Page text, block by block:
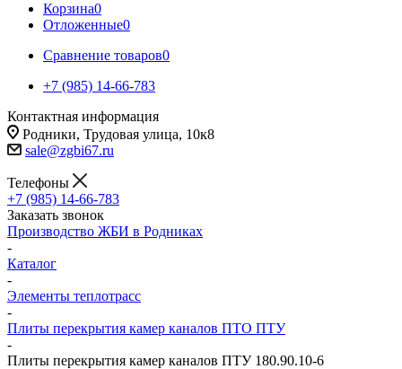
Корзина0
Отложенные0
Сравнение товаров0
+7 (985) 14-66-783
Контактная информация
Родники, Трудовая улица, 10к8
sale@zgbi67.ru
Телефоны
+7 (985) 14-66-783
Заказать звонок
Производство ЖБИ в Родниках
-
Каталог
-
Элементы теплотрасс
-
Плиты перекрытия камер каналов ПТО ПТУ
-
Плиты перекрытия камер каналов ПТУ 180.90.10-6